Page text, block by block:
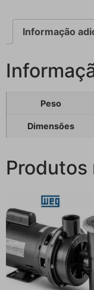
Informação
Peso
Dimensões
Produtos